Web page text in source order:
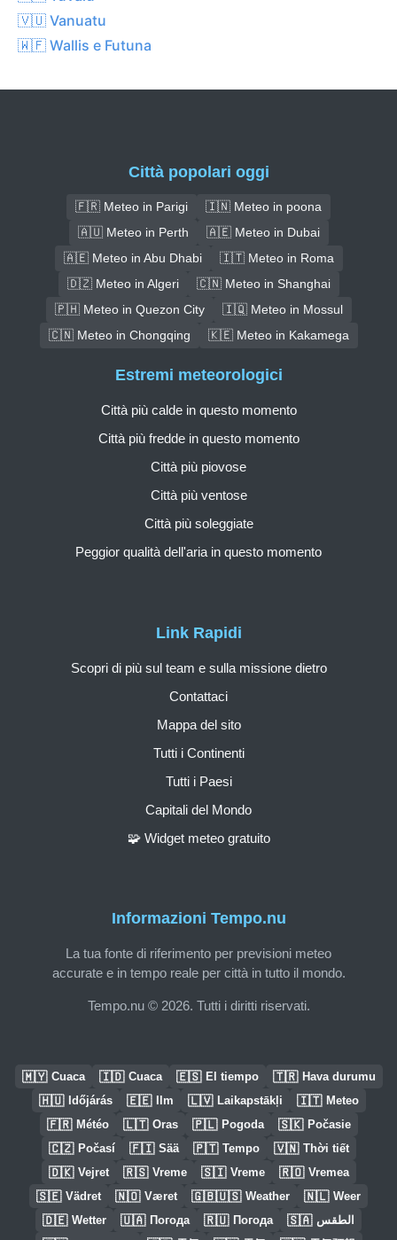
🇻🇺 Vanuatu
🇼🇫 Wallis e Futuna
Città popolari oggi
🇫🇷 Meteo in Parigi
🇮🇳 Meteo in poona
🇦🇺 Meteo in Perth
🇦🇪 Meteo in Dubai
🇦🇪 Meteo in Abu Dhabi
🇮🇹 Meteo in Roma
🇩🇿 Meteo in Algeri
🇨🇳 Meteo in Shanghai
🇵🇭 Meteo in Quezon City
🇮🇶 Meteo in Mossul
🇨🇳 Meteo in Chongqing
🇰🇪 Meteo in Kakamega
Informazioni Tempo.nu
La tua fonte di riferimento per previsioni meteo
accurate e in tempo reale per città in tutto il mondo.
Tempo.nu © 2026. Tutti i diritti riservati.
Link Rapidi
Scopri di più sul team e sulla missione dietro
Contattaci
Mappa del sito
Tutti i Continenti
Tutti i Paesi
Capitali del Mondo
🧩 Widget meteo gratuito
Estremi meteorologici
Città più calde in questo momento
Città più fredde in questo momento
Città più piovose
Città più ventose
Città più soleggiate
Peggior qualità dell'aria in questo momento
🇲🇾 Cuaca 🇮🇩 Cuaca 🇪🇸 El tiempo 🇹🇷 Hava durumu
🇭🇺 Időjárás 🇪🇪 Ilm 🇱🇻 Laikapstākļi 🇮🇹 Meteo
🇫🇷 Météo 🇱🇹 Oras 🇵🇱 Pogoda 🇸🇰 Počasie
🇨🇿 Počasí 🇫🇮 Sää 🇵🇹 Tempo 🇻🇳 Thời tiết
🇩🇰 Vejret 🇷🇸 Vreme 🇸🇮 Vreme 🇷🇴 Vremea
🇸🇪 Vädret 🇳🇴 Været 🇬🇧🇺🇸 Weather 🇳🇱 Weer
🇩🇪 Wetter 🇺🇦 Погода 🇷🇺 Погода 🇸🇦 الطقس